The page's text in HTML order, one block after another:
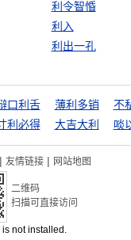
利令智惛
利入
利出一孔
口利舌 薄利多销
不
利必得 大吉大利 啖
| 友情链接 | 网站地图
二维码
扫描可直接访问
not installed.